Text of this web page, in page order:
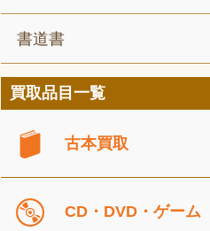
書道書
買取品目一覧
古本買取
CD・DVD・ゲーム